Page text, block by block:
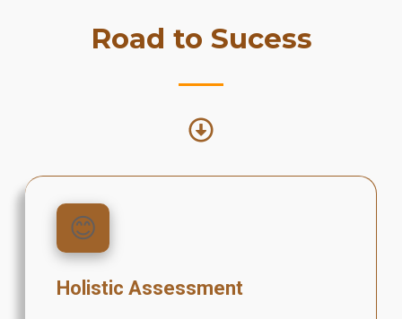
Road to Sucess
😊
Holistic Assessment